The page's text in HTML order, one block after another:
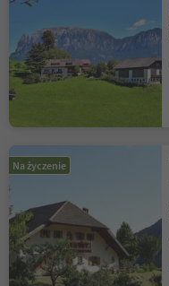
Na życzenie